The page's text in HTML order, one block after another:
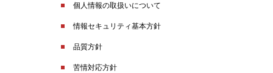
個人情報の取扱いについて
情報セキュリティ基本方針
品質方針
苦情対応方針